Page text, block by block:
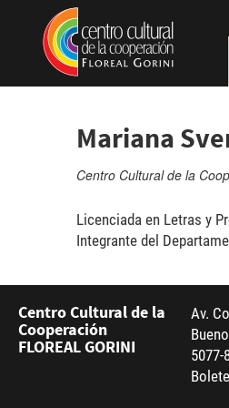
Pasar al contenido principal
Jump to main content
Mariana
Centro Cultural de la
Licenciada en Letras y
Integrante del
Centro Cultural de la
Cooperación
FLOREAL GORINI
Av.
5077-